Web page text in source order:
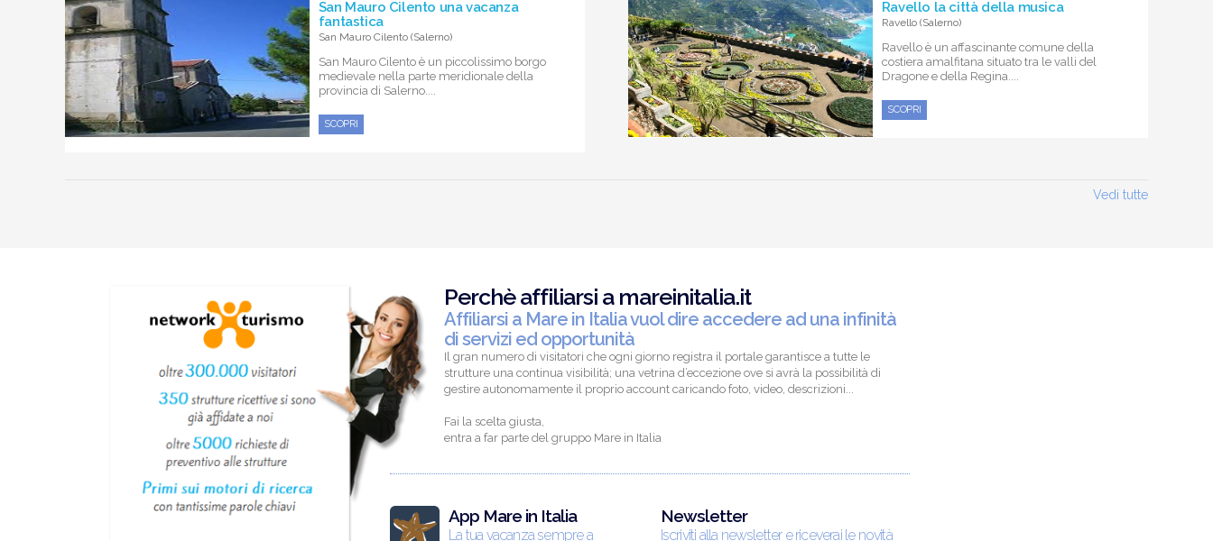
San Mauro Cilento una vacanza
fantastica
San Mauro Cilento (Salerno)
San Mauro Cilento è un piccolissimo borgo
medievale nella parte meridionale della
provincia di Salerno....
SCOPRI
Ravello la città della musica
Ravello (Salerno)
Ravello è un affascinante comune della
costiera amalfitana situato tra le valli del
Dragone e della Regina....
SCOPRI
Vedi tutte
Perchè affiliarsi a mareinitalia.it
Affiliarsi a Mare in Italia vuol dire accedere ad una infinità
di servizi ed opportunità
Il gran numero di visitatori che ogni giorno registra il portale garantisce a tutte le
strutture una continua visibilità; una vetrina d’eccezione ove si avrà la possibilità di
gestire autonomamente il proprio account caricando foto, video, descrizioni...
Fai la scelta giusta,
entra a far parte del gruppo Mare in Italia
App Mare in Italia
La tua vacanza sempre a
Newsletter
Iscriviti alla newsletter e riceverai le novità